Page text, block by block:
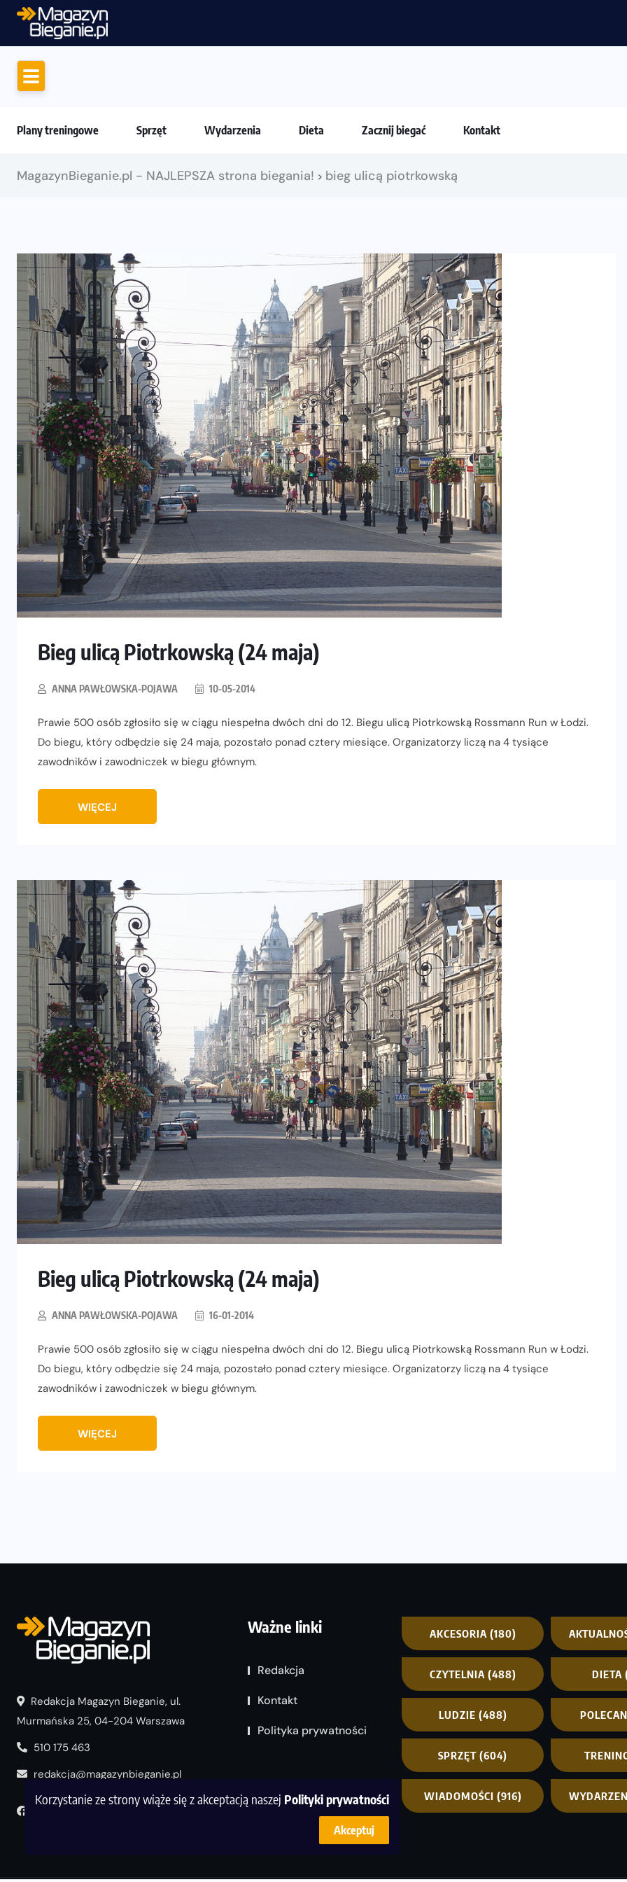
Korzystanie ze strony wiąże się z akceptacją naszej Polityki prywatności
Akceptuj
Plany treningowe Sprzęt Wydarzenia Dieta Zacznij biegać Kontakt
MagazynBieganie.pl - NAJLEPSZA strona biegania! > bieg ulicą piotrkowską
Bieg ulicą Piotrkowską (24 maja)
ANNA PAWŁOWSKA-POJAWA 10-05-2014
Prawie 500 osób zgłosiło się w ciągu niespełna dwóch dni do 12. Biegu ulicą Piotrkowską Rossmann Run w Łodzi.
Do biegu, który odbędzie się 24 maja, pozostało ponad cztery miesiące. Organizatorzy liczą na 4 tysiące
zawodników i zawodniczek w biegu głównym.
WIĘCEJ
Bieg ulicą Piotrkowską (24 maja)
ANNA PAWŁOWSKA-POJAWA 16-01-2014
Prawie 500 osób zgłosiło się w ciągu niespełna dwóch dni do 12. Biegu ulicą Piotrkowską Rossmann Run w Łodzi.
Do biegu, który odbędzie się 24 maja, pozostało ponad cztery miesiące. Organizatorzy liczą na 4 tysiące
zawodników i zawodniczek w biegu głównym.
WIĘCEJ
Redakcja Magazyn Bieganie, ul.
Murmańska 25, 04-204 Warszawa
510 175 463
redakcja@magazynbieganie.pl
Ważne linki
Redakcja
Kontakt
Polityka prywatności
AKCESORIA (180)
CZYTELNIA (488) DIETA
LUDZIE (488)
SPRZĘT (604)
WIADOMOŚCI (916)